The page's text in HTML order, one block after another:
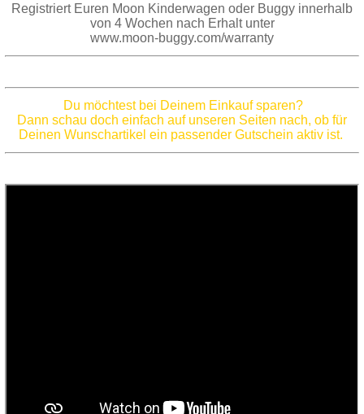
Registriert Euren Moon Kinderwagen oder Buggy innerhalb
von 4 Wochen nach Erhalt unter
www.moon-buggy.com/warranty
Du möchtest bei Deinem Einkauf sparen?
Dann schau doch einfach auf unseren Seiten nach, ob für
Deinen Wunschartikel ein passender Gutschein aktiv ist.